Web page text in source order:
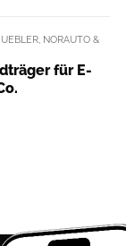
NORAUTO &
für E-